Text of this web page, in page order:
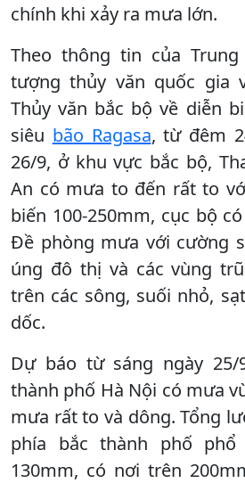
chính khi xảy ra mưa lớn.
Theo thông tin của
tượng thủy văn quốc gia
Thủy văn bắc bộ về diễn
siêu bão Ragasa, từ đêm
26/9, ở khu vực bắc bộ,
An có mưa to đến rất to
biến 100-250mm, cục bộ
Đề phòng mưa với cường
úng đô thị và các vùng
trên các sông, suối nhỏ,
dốc.
Dự báo từ sáng ngày 25/
thành phố Hà Nội có mưa
mưa rất to và dông. Tổng
phía bắc thành phố
130mm, có nơi trên